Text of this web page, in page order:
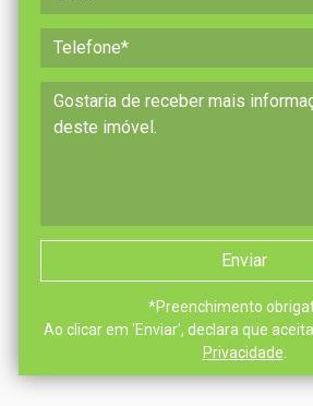
*Preenchimento
Ao clicar em 'Enviar', declara que
Privacidade